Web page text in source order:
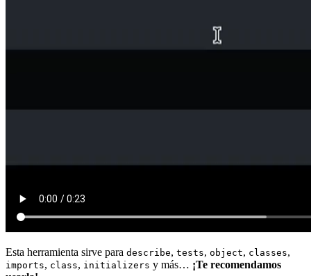
Esta herramienta sirve para describe, tests, object, classes,
imports, class, initializers y más… ¡Te recomendamos